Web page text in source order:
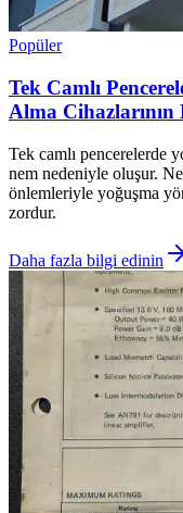
Popüler
Tek Camlı
Alma
Tek camlı pencerelerde
nem nedeniyle oluşur.
önlemleriyle yoğuşma
zordur.
Daha fazla bilgi edinin